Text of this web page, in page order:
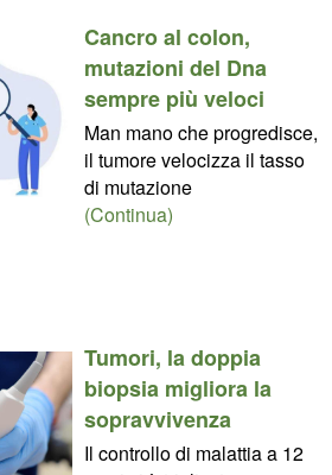
Cancro al colon,
mutazioni del Dna
sempre più veloci
Man mano che progredisce,
il tumore velocizza il tasso
di mutazione
(Continua)
Tumori, la doppia
biopsia migliora la
sopravvivenza
Il controllo di malattia a 12